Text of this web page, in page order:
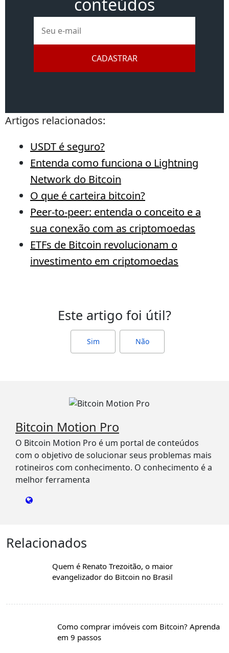
mail
CADASTRAR
Artigos relacionados:
USDT é seguro?
Entenda como funciona o Lightning
Network do Bitcoin
O que é carteira bitcoin?
Peer-to-peer: entenda o conceito e a
sua conexão com as criptomoedas
ETFs de Bitcoin revolucionam o
investimento em criptomoedas
Este artigo foi útil?
Sim Não
Bitcoin Motion Pro
O Bitcoin Motion Pro é um portal de conteúdos
com o objetivo de solucionar seus problemas mais
rotineiros com conhecimento. O conhecimento é a
melhor ferramenta
Relacionados
Quem é Renato Trezoitão, o maior
evangelizador do Bitcoin no Brasil
Como comprar imóveis com Bitcoin? Aprenda
em 9 passos